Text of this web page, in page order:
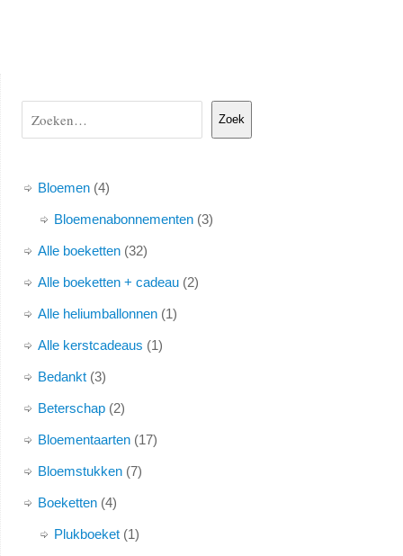
Zoek
Bloemen 4
Bloemenabonnementen 3
Alle boeketten 32
Alle boeketten + cadeau 2
Alle heliumballonnen 1
Alle kerstcadeaus 1
Bedankt 3
Beterschap 2
Bloementaarten 17
Bloemstukken 7
Boeketten 4
Plukboeket 1